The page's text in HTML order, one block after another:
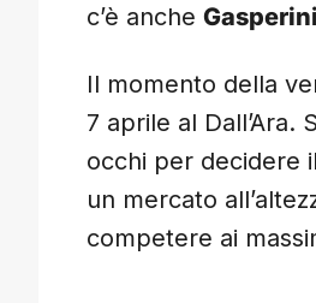
c’è anche Gasperini
Il momento della
7 aprile al
occhi per decidere
un mercato
competere ai